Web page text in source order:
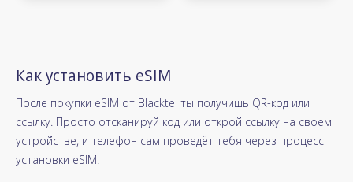
Как установить eSIM
После покупки eSIM от Blacktel ты получишь QR-код или
ссылку. Просто отсканируй код или открой ссылку на своем
устройстве, и телефон сам проведёт тебя через процесс
установки eSIM.